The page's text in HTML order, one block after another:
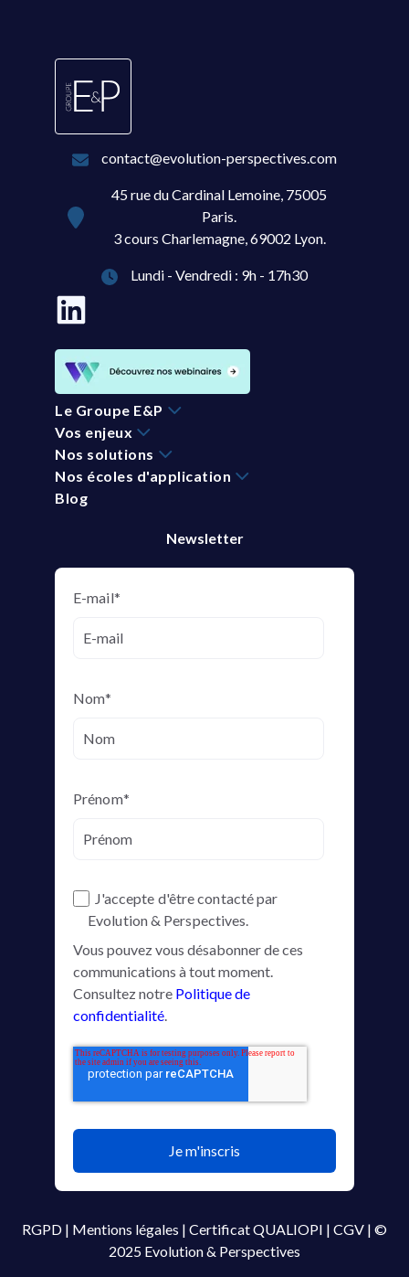
contact@evolution-perspectives.com
45 rue du Cardinal Lemoine, 75005
Paris.
3 cours Charlemagne, 69002 Lyon.
Lundi - Vendredi : 9h - 17h30
Le Groupe E&P
Vos enjeux
Nos solutions
Nos écoles d'application
Blog
Newsletter
E-mail*
Nom*
Prénom*
J'accepte d'être contacté par
Evolution & Perspectives.
Vous pouvez vous désabonner de ces
communications à tout moment.
Consultez notre Politique de
confidentialité.
RGPD | Mentions légales | Certificat QUALIOPI | CGV | ©
2025 Evolution & Perspectives